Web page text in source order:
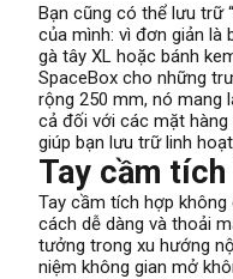
Bạn cũng có thể lưu trữ
của mình: vì đơn giản là
gà tây XL hoặc bánh
SpaceBox cho những
rộng 250 mm, nó mang
cả đối với các mặt
giúp bạn lưu trữ linh
Tay cầm tích
Tay cầm tích hợp
cách dễ dàng và thoải
tưởng trong xu hướng
niệm không gian mở